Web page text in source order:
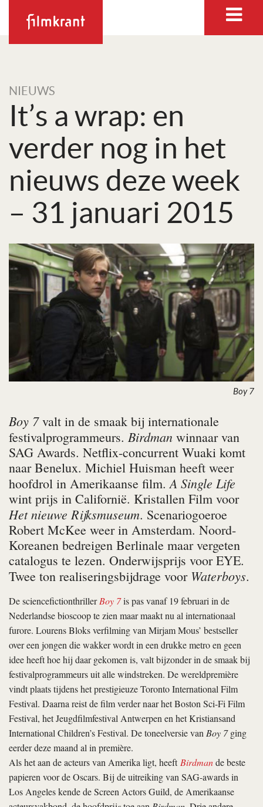
NIEUWS
It’s a wrap: en
verder nog in het
nieuws deze week
– 31 januari 2015
Boy 7
Boy 7valt in de smaak bij internationale
festivalprogrammeurs. Birdman winnaar van
SAG Awards. Netflix-concurrent Wuaki komt
naar Benelux. Michiel Huisman heeft weer
hoofdrol in Amerikaanse film.A Single Life
wint prijs in Californië. Kristallen Film voor
Het nieuwe Rijksmuseum. Scenariogoeroe
Robert McKee weer in Amsterdam. Noord-
Koreanen bedreigen Berlinale maar vergeten
catalogus te lezen. Onderwijsprijs voor EYE.
Twee ton realiseringsbijdrage voor Waterboys.
De sciencefictionthrillerBoy 7is pas vanaf 19 februari in de
Nederlandse bioscoop te zien maar maakt nu al internationaal
furore. Lourens Bloks verfilming van Mirjam Mous’ bestseller
over een jongen die wakker wordt in een drukke metro en geen
idee heeft hoe hij daar gekomen is, valt bijzonder in de smaak bij
festivalprogrammeurs uit alle windstreken. De wereldpremière
vindt plaats tijdens het prestigieuze Toronto International Film
Festival. Daarna reist de film verder naar het Boston Sci-Fi Film
Festival, het Jeugdfilmfestival Antwerpen en het Kristiansand
International Children’s Festival. De toneelversie vanBoy 7ging
eerder deze maand al in première.
Als het aan de acteurs van Amerika ligt, heeftBirdmande beste
papieren voor de Oscars. Bij de uitreiking van SAG-awards in
Los Angeles kende de Screen Actors Guild, de Amerikaanse